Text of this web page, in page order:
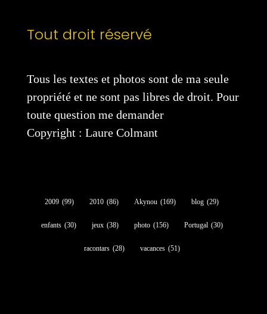
Tout droit réservé
Tous les textes et photos sont de ma seule
propriété et ne sont pas libres de droit. Pour
toute question me demander
Copyright : Laure Colmant
2009 (99) 2010 (86) Akynou (169) blog (29)
enfants (30) jeux (38) photo (156) Portugal (30)
racontars (28) vacances (51)